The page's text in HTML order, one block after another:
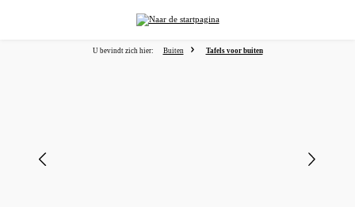
U bevindt zich hier: Buiten Tafels voor buiten